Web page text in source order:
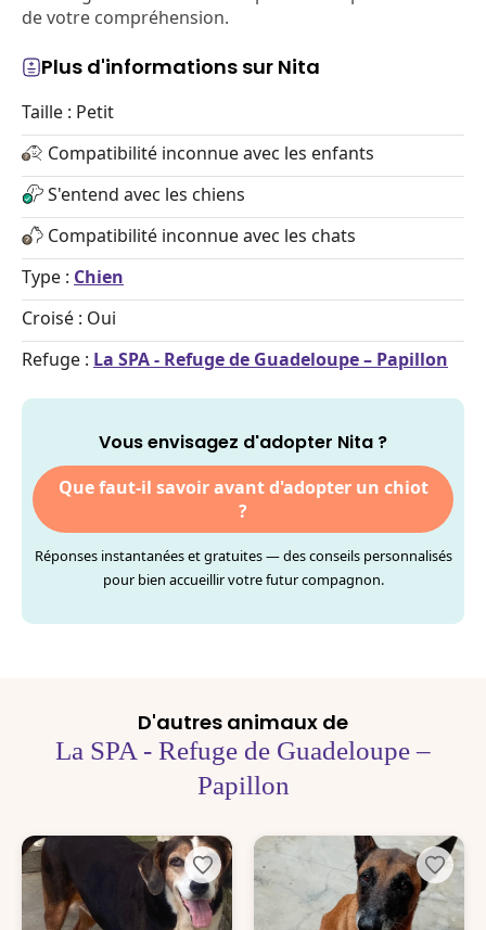
de votre compréhension.
Plus d'informations sur Nita
Taille : Petit
Compatibilité inconnue avec les enfants
S'entend avec les chiens
Compatibilité inconnue avec les chats
Type : Chien
Croisé : Oui
Refuge : La SPA - Refuge de Guadeloupe – Papillon
Vous envisagez d'adopter Nita ?
Que faut-il savoir avant d'adopter un chiot
?
Réponses instantanées et gratuites — des conseils personnalisés
pour bien accueillir votre futur compagnon.
D'autres animaux de
La SPA - Refuge de Guadeloupe –
Papillon